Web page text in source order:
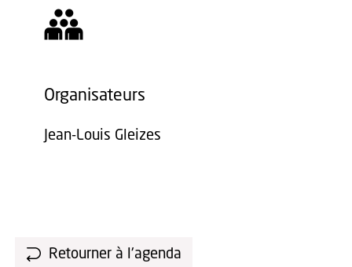
Organisateurs
Jean-Louis Gleizes
Retourner à l'agenda